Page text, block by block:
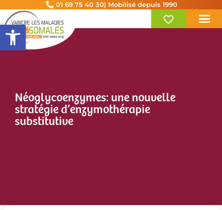
Ouvrir la barre d’outils
01 69 75 40 30| Mobilisé depuis 1990
Néoglycoenzymes: une nouvelle
stratégie d’enzymothérapie
substitutive